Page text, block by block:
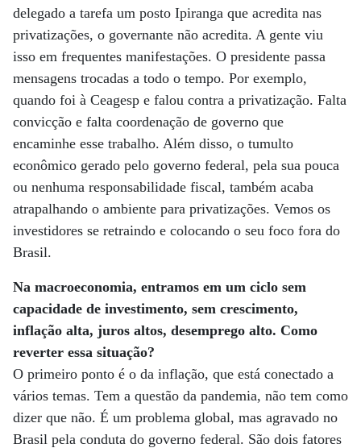
delegado a tarefa um posto Ipiranga que acredita nas
privatizações, o governante não acredita. A gente viu
isso em frequentes manifestações. O presidente passa
mensagens trocadas a todo o tempo. Por exemplo,
quando foi à Ceagesp e falou contra a privatização. Falta
convicção e falta coordenação de governo que
encaminhe esse trabalho. Além disso, o tumulto
econômico gerado pelo governo federal, pela sua pouca
ou nenhuma responsabilidade fiscal, também acaba
atrapalhando o ambiente para privatizações. Vemos os
investidores se retraindo e colocando o seu foco fora do
Brasil.
Na macroeconomia, entramos em um ciclo sem
capacidade de investimento, sem crescimento,
inflação alta, juros altos, desemprego alto. Como
reverter essa situação?
O primeiro ponto é o da inflação, que está conectado a
vários temas. Tem a questão da pandemia, não tem como
dizer que não. É um problema global, mas agravado no
Brasil pela conduta do governo federal. São dois fatores